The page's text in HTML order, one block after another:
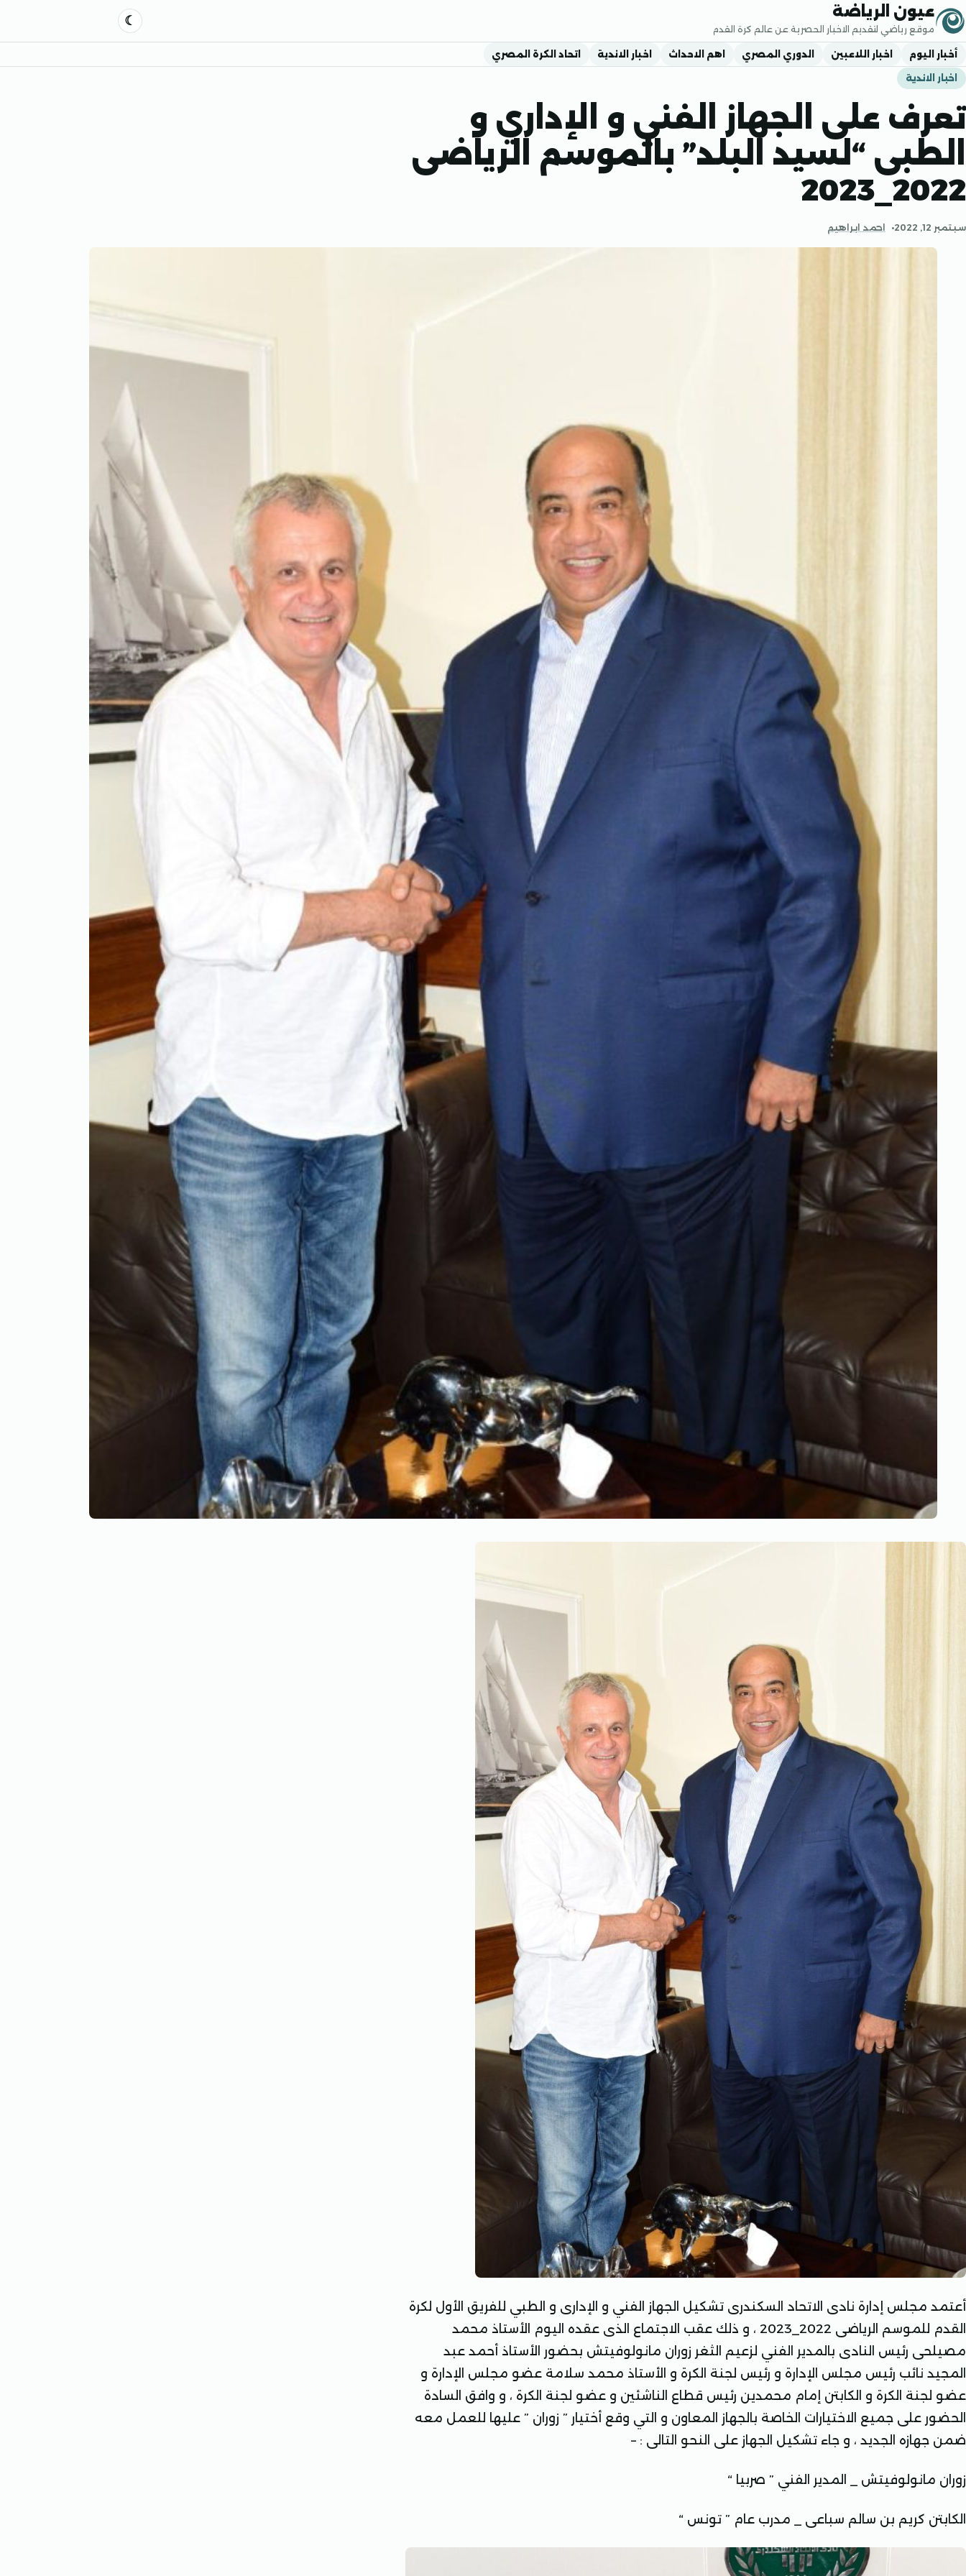
تجاوز إلى المحتوى
عيون الرياضة
موقع رياضي لتقديم الاخبار الحصرية عن عالم كرة القدم
أخبار اليوم اخبار اللاعبين الدوري المصري اهم الاحداث اخبار الاندية اتحاد الكرة المصري
اخبار الاندية
تعرف على الجهاز الفني و الإداري و
الطبى “لسيد البلد” بالموسم الرياضى
2022_2023
سبتمبر 12, 2022 احمد ابراهيم
أعتمد مجلس إدارة نادى الاتحاد السكندرى تشكيل الجهاز الفني و الإدارى و الطبي للفريق الأول لكرة
القدم للموسم الرياضى 2022_2023 ، و ذلك عقب الاجتماع الذى عقده اليوم الأستاذ محمد
مصيلحى رئيس النادى بالمدير الفني لزعيم الثغر زوران مانولوفيتش بحضور الأستاذ أحمد عبد
المجيد نائب رئيس مجلس الإدارة و رئيس لجنة الكرة و الأستاذ محمد سلامة عضو مجلس الإدارة و
عضو لجنة الكرة و الكابتن إمام محمدين رئيس قطاع الناشئين و عضو لجنة الكرة ، و وافق السادة
الحضور على جميع الاختيارات الخاصة بالجهاز المعاون و التي وقع أختيار ” زوران ” عليها للعمل معه
ضمن جهازه الجديد ، و جاء تشكيل الجهاز على النحو التالى : –
زوران مانولوفيتش _ المدير الفني ” صربيا “
الكابتن كريم بن سالم سباعى _ مدرب عام ” تونس “